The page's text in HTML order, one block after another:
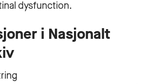
dysfunction.
i Nasjonalt